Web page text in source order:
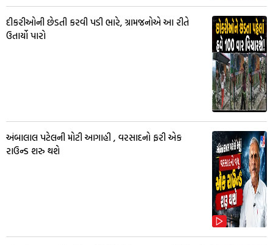
દીકરીઓની છેડતી કરવી પડી ભારે, ગ્રામજનોએ આ રીતે
ઉતાર્યો પારો
અંબાલાલ પટેલની મોટી આગાહી , વરસાદનો ફરી એક
રાઉન્ડ શરુ થશે